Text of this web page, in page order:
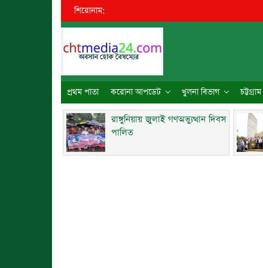
শিরোনাম:
প্রথম পাতা করোনা আপডেট খুলনা বিভাগ
রাঙ্গুনিয়ায় জুলাই গণঅভ্যুত্থান দিবস
পালিত